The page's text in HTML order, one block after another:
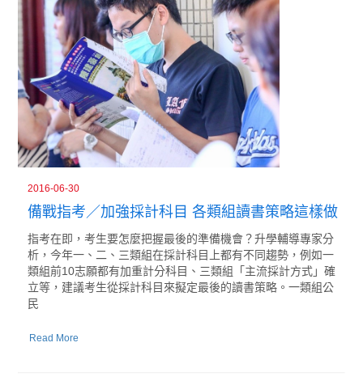
2016-06-30
備戰指考／加強採計科目 各類組讀書策略這樣做
指考在即，考生要怎麼把握最後的準備機會？升學輔導專家分
析，今年一、二、三類組在採計科目上都有不同趨勢，例如一
類組前10志願都有加重計分科目、三類組「主流採計方式」確
立等，建議考生從採計科目來擬定最後的讀書策略。一類組公
民
Read More